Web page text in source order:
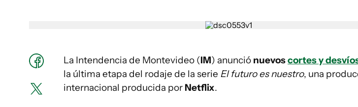
La Intendencia de Montevideo (IM) anunció nuevoscortes y
la última etapa del rodaje de la serie El futuro es nuestro, una
internacional producida por Netflix.